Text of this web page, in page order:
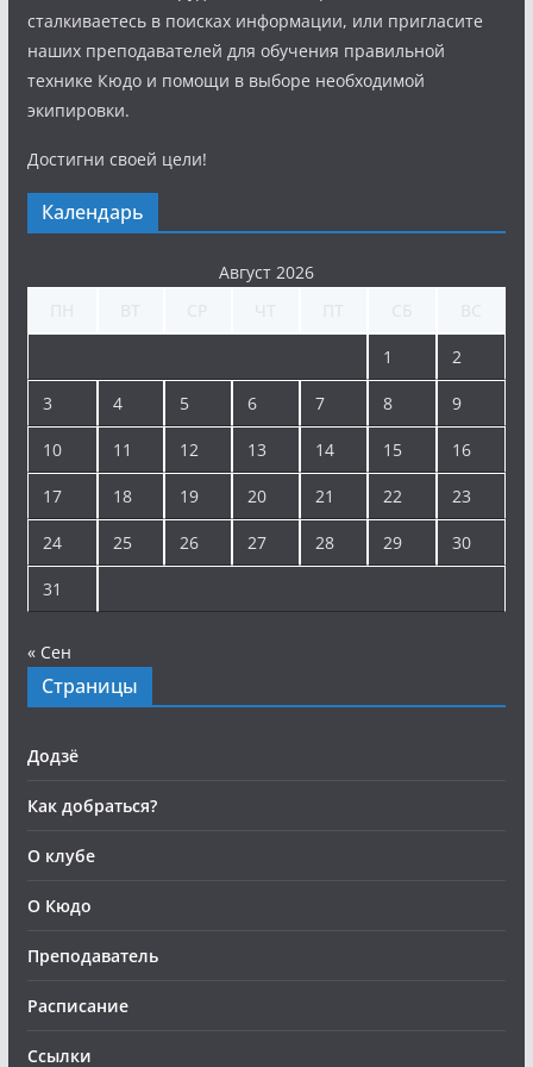
сталкиваетесь в поисках информации, или пригласите
наших преподавателей для обучения правильной
технике Кюдо и помощи в выборе необходимой
экипировки.
Достигни своей цели!
Календарь
Август 2026
1 2
3 4 5 6 7 8 9
10 11 12 13 14 15 16
17 18 19 20 21 22 23
24 25 26 27 28 29 30
31
« Сен
Страницы
Додзё
Как добраться?
О клубе
О Кюдо
Преподаватель
Расписание
Ссылки